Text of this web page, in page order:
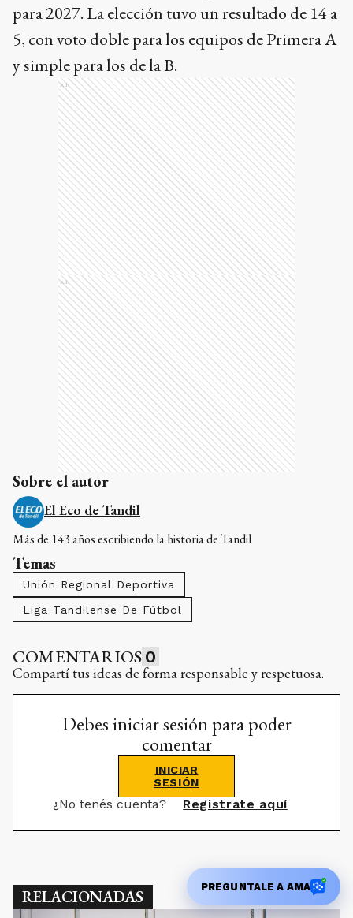
para 2027. La elección tuvo un resultado de 14 a
5, con voto doble para los equipos de Primera A
y simple para los de la B.
Ads
Ads
Sobre el autor
El Eco de Tandil
Más de 143 años escribiendo la historia de Tandil
Temas
Unión Regional Deportiva
Liga Tandilense De Fútbol
COMENTARIOS 0
Compartí tus ideas de forma responsable y respetuosa.
Debes iniciar sesión para poder
comentar
INICIAR
SESIÓN
¿No tenés cuenta? Registrate aquí
RELACIONADAS PREGUNTALE A AMA